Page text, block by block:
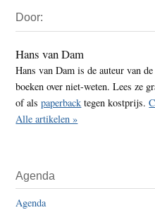
Sidebar
Door:
Hans van Dam
Hans van Dam is de auteur van
boeken over niet-weten. Lees ze
of alspaperback tegen kostprijs.
Alle artikelen »
Agenda
Agenda